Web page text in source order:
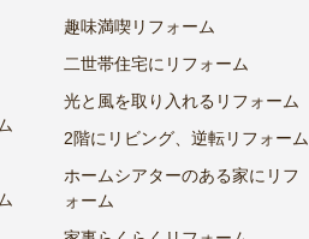
趣味満喫リフォーム
二世帯住宅にリフォーム
光と風を取り入れるリフォーム
2階にリビング、逆転リフォーム
ホームシアターのある家にリフ
ォーム